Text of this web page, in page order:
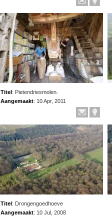
Titel: Pietendriesmolen.
Aangemaakt: 10 Apr, 2011
Titel: Drongengoedhoeve
Aangemaakt: 10 Jul, 2008